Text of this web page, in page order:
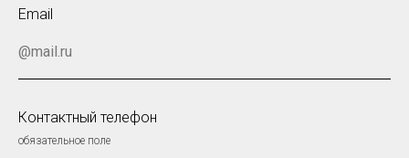
Email
Контактный телефон
обязательное поле